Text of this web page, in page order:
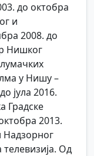
до октобра
и
2008. до
Нишког
у Нишу –
јула 2016.
Градске
2013.
Надзорног
Од